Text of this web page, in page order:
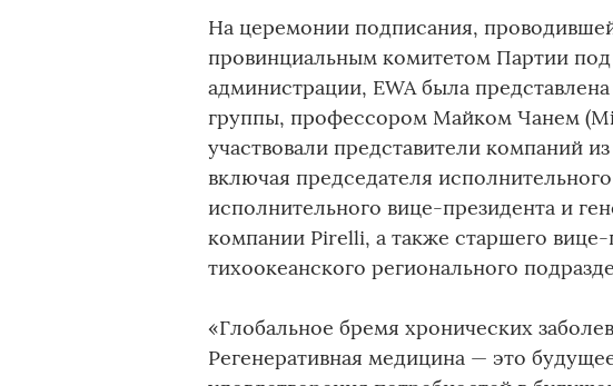
На церемонии подписания,
провинциальным комитетом Партии
администрации, EWA была
группы, профессором Майком Чанем
участвовали представители компаний
включая председателя
исполнительного вице-президента и
компании Pirelli, а также старшего вице-
тихоокеанского регионального
«Глобальное бремя хронических
Регенеративная медицина — это